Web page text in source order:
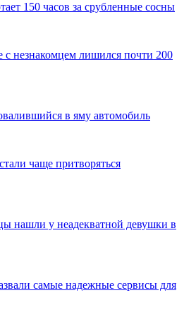
150 часов за срубленные сосны
с незнакомцем лишился почти 200
в яму автомобиль
чаще притворяться
нашли у неадекватной девушки в
самые надежные сервисы для